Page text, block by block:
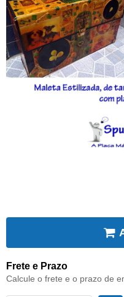
Frete e Prazo
Calcule o frete e o prazo de